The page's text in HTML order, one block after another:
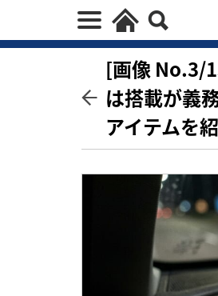
[画像 No.3/
は搭載が義
アイテムを